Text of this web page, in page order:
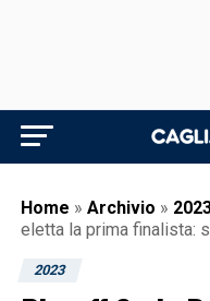
Home » Archivio »
eletta la prima finalista:
2023